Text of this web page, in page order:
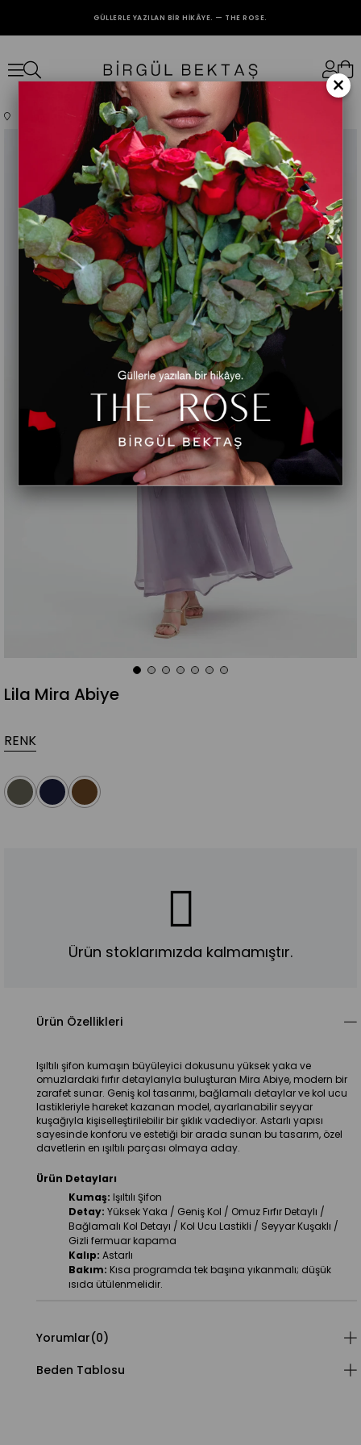
GÜLLERLE YAZILAN BIR HIKÂYE. — THE ROSE.
Giyim Üst Giyim Abiye Lila Mira Abiye
Lila Mira Abiye
RENK
Ürün stoklarımızda kalmamıştır.
Ürün Özellikleri
Işıltılı şifon kumaşın büyüleyici dokusunu yüksek yaka ve
omuzlardaki fırfır detaylarıyla buluşturan Mira Abiye, modern bir
zarafet sunar. Geniş kol tasarımı, bağlamalı detaylar ve kol ucu
lastikleriyle hareket kazanan model, ayarlanabilir seyyar
kuşağıyla kişiselleştirilebilir bir şıklık vadediyor. Astarlı yapısı
sayesinde konforu ve estetiği bir arada sunan bu tasarım, özel
davetlerin en ışıltılı parçası olmaya aday.
Ürün Detayları
Kumaş: Işıltılı Şifon
Detay: Yüksek Yaka / Geniş Kol / Omuz Fırfır Detaylı /
Bağlamalı Kol Detayı / Kol Ucu Lastikli / Seyyar Kuşaklı /
Gizli fermuar kapama
Kalıp: Astarlı
Bakım: Kısa programda tek başına yıkanmalı; düşük
ısıda ütülenmelidir.
Yorumlar(0)
Beden Tablosu
×